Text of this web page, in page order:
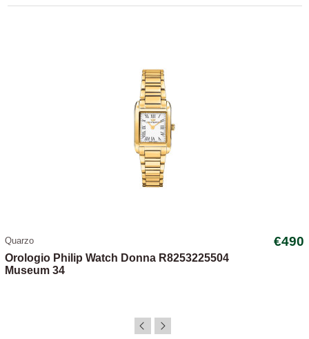
Quarzo €490
Orologio Philip Watch Donna R8253225504
Museum 34